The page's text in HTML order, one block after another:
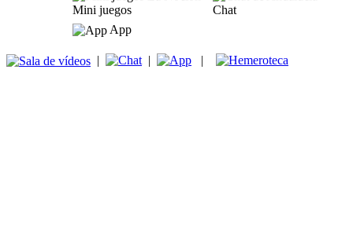
Mini juegos
Chat
App
| | |